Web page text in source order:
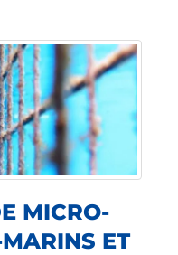
MICRO-
ET